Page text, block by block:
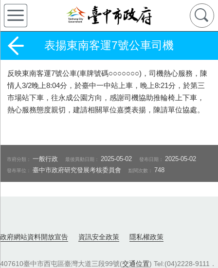
表揚東南客運7號公車司機
反映東南客運7號公車(車牌號碼○○○○○○○)，司機熱心服務，陳
情人3/2晚上8:04分，於臺中一中站上車，晚上8:21分，於第三
市場站下車，往永成公園方向，感謝司機協助推輪椅上下車，
熱心服務態度親切，建請相關單位嘉獎表揚，陳請單位協處。
市府分類：一般行政 最後異動日期： 2025-05-02 發布日期： 2025-05-02
發布單位：臺中市政府研究發展考核委員會 點閱次數： 748
政府網站資料開放宣告 資訊安全政策 隱私權政策
407610臺中市西屯區臺灣大道三段99號(交通位置) Tel:(04)2228-9111．